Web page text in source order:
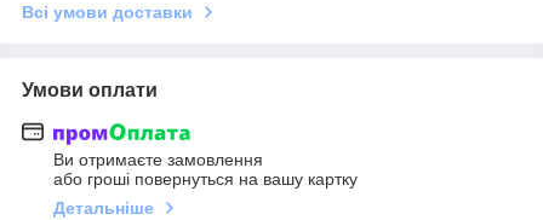
Всі умови доставки
Умови оплати
Ви отримаєте замовлення
або гроші повернуться на вашу картку
Детальніше